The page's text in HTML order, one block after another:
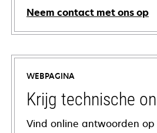
Neem contact met ons op
WEBPAGINA
Krijg technische
Vind online antwoorden